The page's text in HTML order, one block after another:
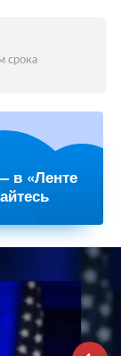
срока
в «Ленте